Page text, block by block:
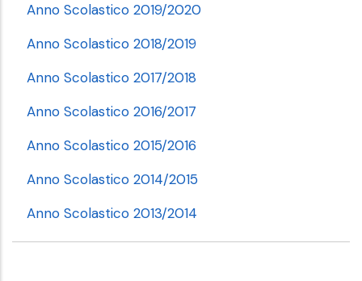
Anno Scolastico 2019/2020
Anno Scolastico 2018/2019
Anno Scolastico 2017/2018
Anno Scolastico 2016/2017
Anno Scolastico 2015/2016
Anno Scolastico 2014/2015
Anno Scolastico 2013/2014